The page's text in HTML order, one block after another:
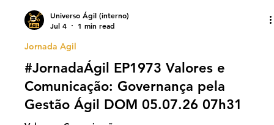
Universo Ágil (interno)
Jornada Agil
#JornadaÁgil EP1973 Valores e
Comunicação: Governança pela